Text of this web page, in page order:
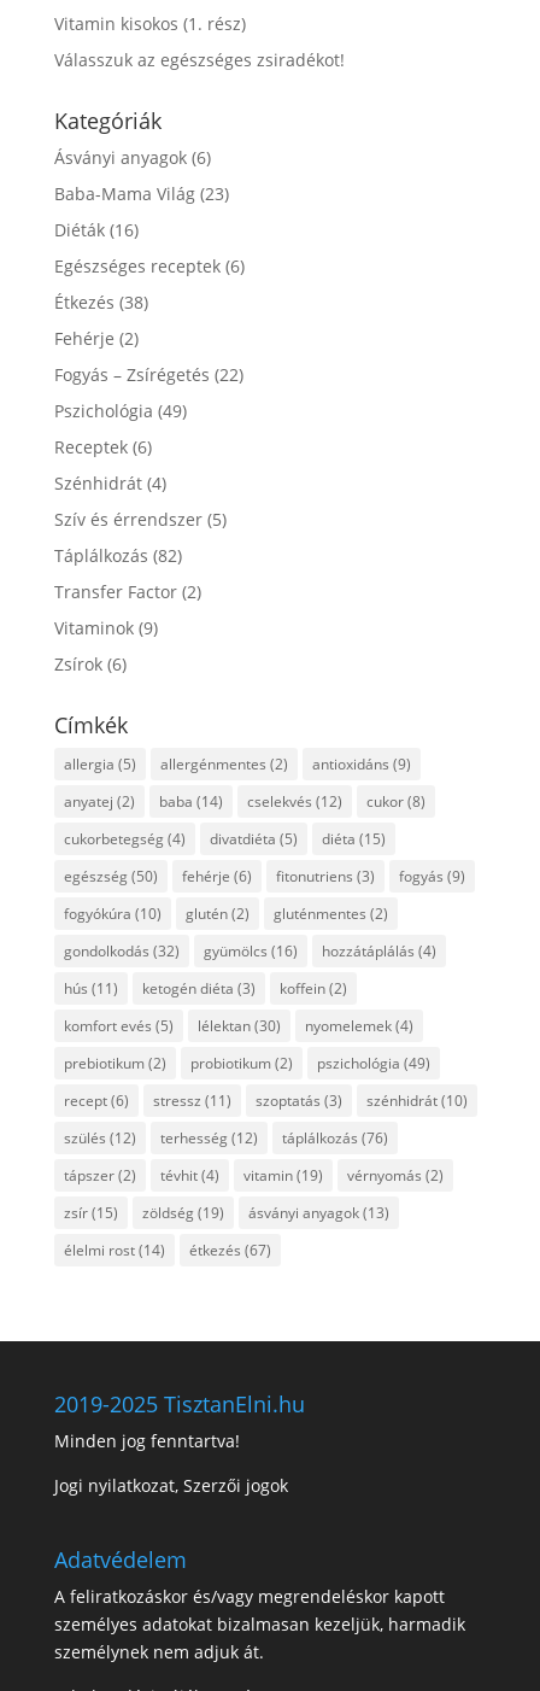
Vitamin kisokos (1. rész)
Válasszuk az egészséges zsiradékot!
Kategóriák
Ásványi anyagok(6)
Baba-Mama Világ(23)
Diéták(16)
Egészséges receptek(6)
Étkezés (38)
Fehérje (2)
Fogyás – Zsírégetés (22)
Pszichológia (49)
Receptek(6)
Szénhidrát(4)
Szív és érrendszer(5)
Táplálkozás (82)
Transfer Factor(2)
Vitaminok(9)
Zsírok(6)
Címkék
allergia (5) allergénmentes (2) antioxidáns (9)
anyatej (2) baba (14) cselekvés (12) cukor(8)
cukorbetegség(4) divatdiéta (5) diéta (15)
egészség(50) fehérje (6) fitonutriens (3) fogyás (9)
fogyókúra (10) glutén(2) gluténmentes (2)
gondolkodás (32) gyümölcs (16) hozzátáplálás (4)
hús (11) ketogén diéta (3) koffein(2)
komfort evés (5) lélektan(30) nyomelemek(4)
prebiotikum(2) probiotikum(2) pszichológia (49)
recept(6) stressz (11) szoptatás (3) szénhidrát(10)
szülés (12) terhesség(12) táplálkozás (76)
tápszer(2) tévhit(4) vitamin(19) vérnyomás (2)
zsír(15) zöldség(19) ásványi anyagok(13)
élelmi rost(14) étkezés (67)
2019-2025 TisztanElni.hu
Minden jog fenntartva!
Jogi nyilatkozat, Szerzői jogok
Adatvédelem
A feliratkozáskor és/vagy megrendeléskor kapott
személyes adatokat bizalmasan kezeljük, harmadik
személynek nem adjuk át.